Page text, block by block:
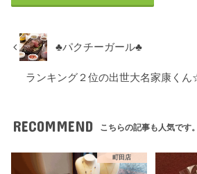
♣パクチーガール♣
ランキング２位の出世大名家康く
RECOMMEND こちらの記事も人気です。
町田店